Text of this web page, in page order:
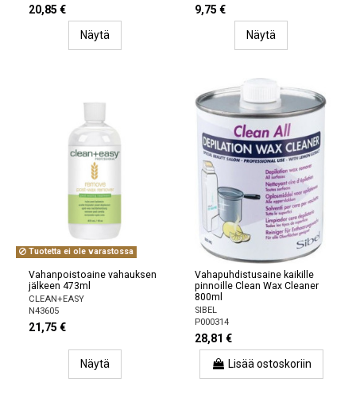
20,85 €
Näytä
9,75 €
Näytä
Tuotetta ei ole varastossa
Vahanpoistoaine vahauksen
jälkeen 473ml
CLEAN+EASY
N43605
21,75 €
Näytä
Vahapuhdistusaine kaikille
pinnoille Clean Wax Cleaner
800ml
SIBEL
P000314
28,81 €
Lisää ostoskoriin